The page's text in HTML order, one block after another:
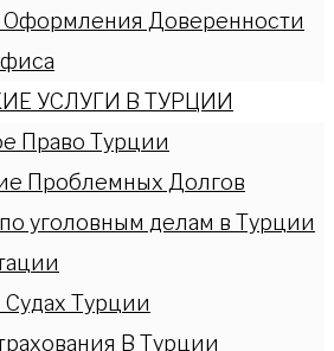
Оформления Доверенности
УСЛУГИ В ТУРЦИИ
Право Турции
Проблемных Долгов
уголовным делам в Турции
Судах Турции
В Турции